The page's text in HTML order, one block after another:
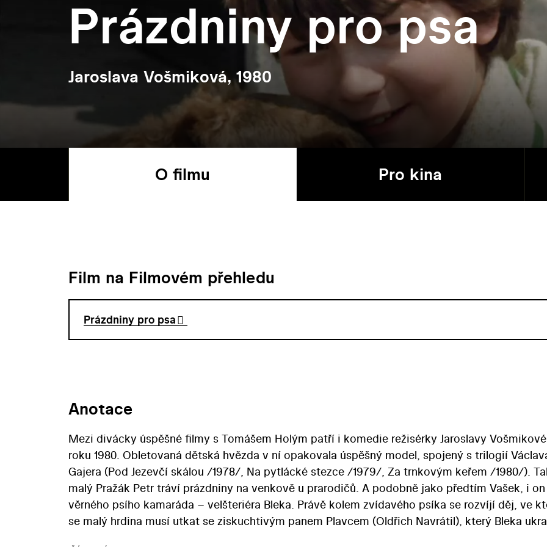
Prázdniny pro psa
Jaroslava Vošmiková, 1980
O filmu Pro kina
Film na Filmovém přehledu
Prázdniny pro psa
Anotace
Mezi divácky úspěšné filmy s Tomášem Holým patří i komedie režisérky Jaroslavy
roku 1980. Obletovaná dětská hvězda v ní opakovala úspěšný model, spojený s trilogií
Gajera (Pod Jezevčí skálou /1978/, Na pytlácké stezce /1979/, Za trnkovým keřem /1980/).
malý Pražák Petr tráví prázdniny na venkově u prarodičů. A podobně jako předtím Vašek, i
věrného psího kamaráda – velšteriéra Bleka. Právě kolem zvídavého psíka se rozvíjí děj, ve
se malý hrdina musí utkat se ziskuchtivým panem Plavcem (Oldřich Navrátil), který Bleka